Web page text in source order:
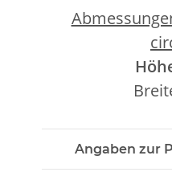
Angaben zur